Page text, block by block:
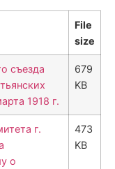
File
size
съезда
1918 г.
679
KB
г.
о
473
KB